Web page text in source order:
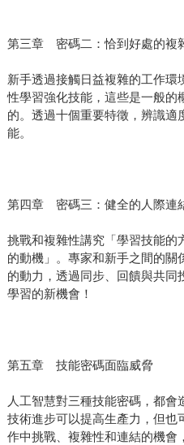
第三章 密碼二：恰到好處的複
新手透過接觸日益複雜的工作環
性學習強化技能，這些是一般的
的。透過十個重要特徵，辨識適
能。
第四章 密碼三：健全的人際連
挑戰和複雜性講究「學習技能的
的動機」。專家和新手之間的
的動力，透過同步、回饋與共同
學習的新機會！
第五章 技能密碼面臨威脅
人工智慧對三種技能密碼，都
技術進步可以提高生產力，但也
作中挑戰、複雜性和連結的機會